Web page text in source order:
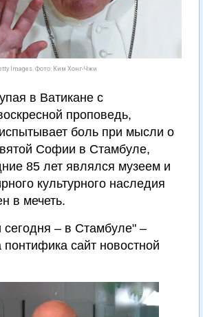
Images. Фото: Ким Хонг-Чжи
в Ватикане с
проповедь,
боль при мысли о
Софии в Стамбуле,
85 лет являлся музеем и
культурного наследия
в мечеть.
– в Стамбуле" –
сайт новостной